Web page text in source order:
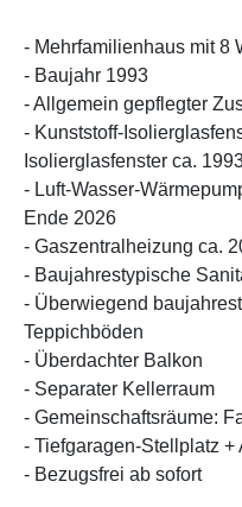
- Mehrfamilienhaus mit 8
- Baujahr 1993
- Allgemein gepflegter
- Kunststoff-
Isolierglasfenster ca.
- Luft-Wasser-
Ende 2026
- Gaszentralheizung ca.
- Baujahrestypische
- Überwiegend
Teppichböden
- Überdachter Balkon
- Separater Kellerraum
- Gemeinschaftsräume:
- Tiefgaragen-Stellplatz +
- Bezugsfrei ab sofort